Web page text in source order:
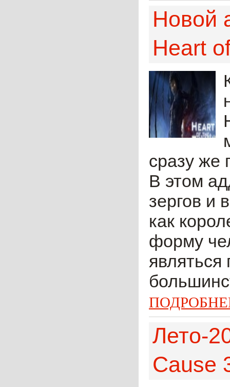
Новой
Heart
сразу же
В этом
зергов и
как
форму
являться
Лето-
Cause